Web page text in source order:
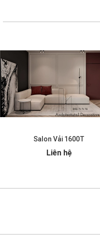
Salon Vải 1600T
Liên hệ